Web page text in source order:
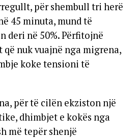
për shembull tri herë
45 minuta, mund të
deri në 50%. Përfitojnë
nuk vuajnë nga migrena,
koke tensioni të
për të cilën ekziston një
dhimbjet e kokës nga
më tepër shenjë